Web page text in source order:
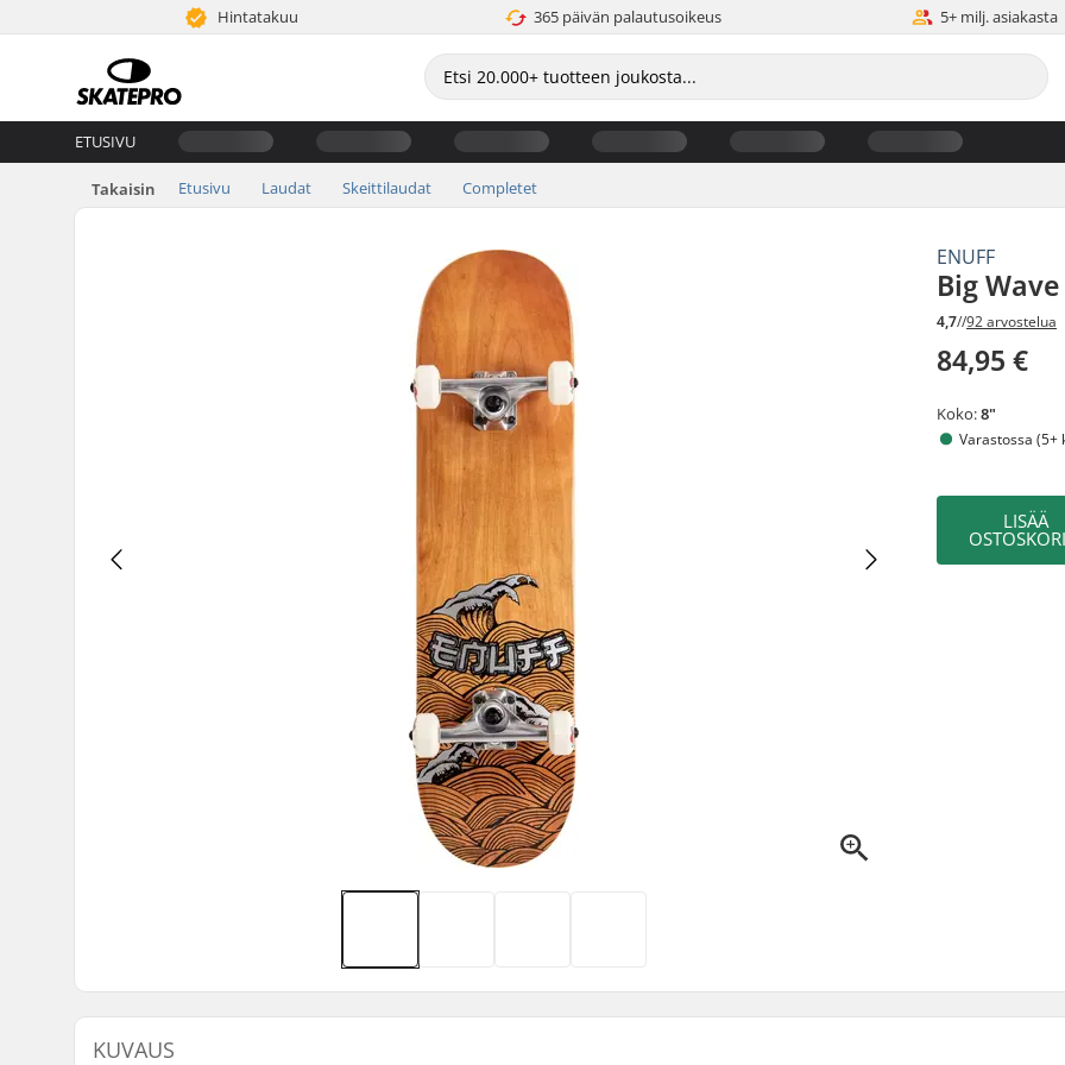
Hintatakuu 365 päivän palautusoikeus 5+ milj. asiakasta
ETUSIVU
Takaisin Etusivu Laudat Skeittilaudat Completet
ENUFF
Big
4,7//92 arvostelua
84,95 €
Koko:8"
Varastossa (5+
LISÄÄ
KUVAUS